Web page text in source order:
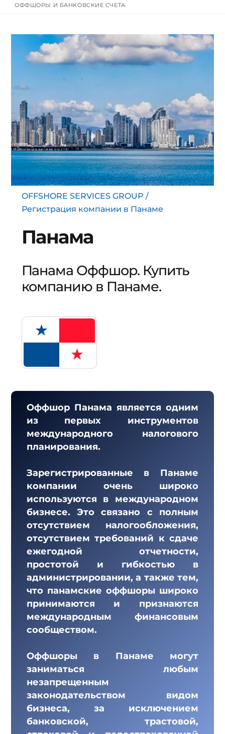
content
ОФФШОРЫ И БАНКОВСКИЕ СЧЕТА
OFFSHORE SERVICES GROUP /
Регистрация компании в Панаме
Панама
Панама Оффшор. Купить
компанию в Панаме.
Оффшор Панама является одним
из первых инструментов
международного налогового
планирования.
Зарегистрированные в Панаме
компании очень широко
используются в международном
бизнесе. Это связано с полным
отсутствием налогообложения,
отсутствием требований к сдаче
ежегодной отчетности,
простотой и гибкостью в
администрировании, а также тем,
что панамские оффшоры широко
принимаются и признаются
международным финансовым
сообществом.
Оффшоры в Панаме могут
заниматься любым
незапрещенным
законодательством видом
бизнеса, за исключением
банковской, трастовой,